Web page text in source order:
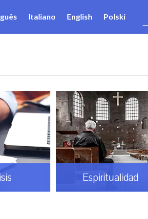
Italiano English Polski
Espiritualidad